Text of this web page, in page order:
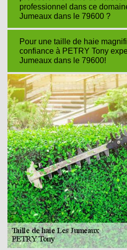
professionnel dans ce
Jumeaux dans le 79600 ?
Pour une taille de haie
confiance à PETRY Tony
Jumeaux dans le 79600!